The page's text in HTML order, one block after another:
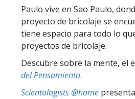
Paulo vive en Sao Paulo,
proyecto de bricolaje se
tiene espacio para todo lo
proyectos de bricolaje.
Descubre sobre la mente, el
del Pensamiento.
Scientologists @home